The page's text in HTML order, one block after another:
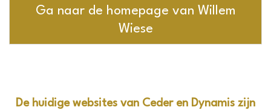
Ga naar de homepage van Willem
Wiese
De huidige websites van Ceder en Dynamis zijn